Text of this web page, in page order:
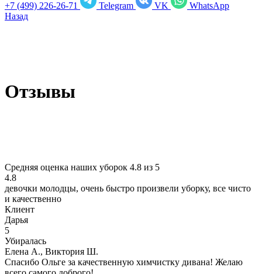
+7 (499) 226-26-71
Telegram VK
WhatsApp
Назад
Отзывы
Средняя оценка наших уборок 4.8 из 5
4.8
девочки молодцы, очень быстро произвели уборку, все чисто
и качественно
Клиент
Дарья
5
Убиралась
Елена А., Виктория Ш.
Спасибо Ольге за качественную химчистку дивана! Желаю